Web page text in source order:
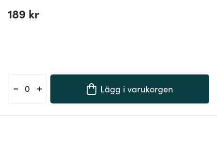
189 kr
- + Lägg i varukorgen